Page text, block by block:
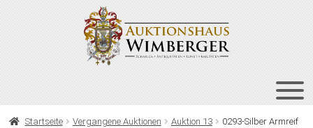
HOME
Startseite Vergangene Auktionen Auktion 13 0293-Silber Armreif